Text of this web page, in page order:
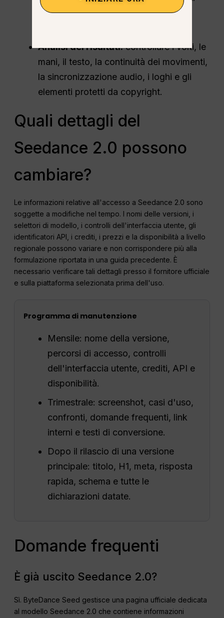
cliente o della distribuzione a
Analisi dei risultati:controllare i volti, le
mani, il testo, la continuità dei movimenti,
la sincronizzazione audio, i loghi e gli
elementi protetti da copyright.
Quali dettagli del
Seedance 2.0 possono
cambiare?
Le informazioni relative all'accesso a Seedance 2.0 sono
soggette a modifiche nel tempo. I nomi delle versioni, i
selettori di modello, i controlli dell'interfaccia utente, gli
identificatori API, i crediti, i prezzi e la disponibilità a livello
regionale possono variare e non corrispondere più alla
formulazione riportata in una guida precedente. È
necessario verificare tali dettagli presso il fornitore ufficiale
e sulla piattaforma selezionata prima dell'uso.
Programma di manutenzione
Mensile: nome della versione,
percorsi di accesso, controlli
dell'interfaccia utente, crediti, API e
disponibilità.
Trimestrale: screenshot, casi d'uso,
confronti, domande frequenti, link
interni e testi di conversione.
Dopo il rilascio di una versione
principale: titolo, H1, meta, risposta
rapida, schema e tutte le
dichiarazioni datate.
Domande frequenti
È già uscito Seedance 2.0?
Sì. ByteDance Seed gestisce una pagina ufficiale dedicata
al modello Seedance 2.0 che contiene informazioni